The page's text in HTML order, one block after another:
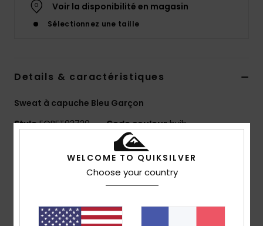
Voir la disponibilité en magasin
Sélectionnez une taille
Details & caractéristiques
Sweat à capuche Bleu Garçon
StyleEQBFT03720 Code couleurbyjh
mélange de coton et polyester
coupe regular, classique et confortable
Poches :poche kangourou
2 logos imprimés sur la poitrine
WELCOME TO QUIKSILVER
Choose your country